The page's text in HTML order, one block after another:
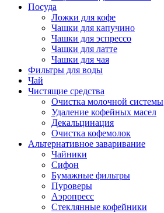
Посуда
Ложки для кофе
Чашки для капучино
Чашки для эспрессо
Чашки для латте
Чашки для чая
Фильтры для воды
Чай
Чистящие средства
Очистка молочной системы
Удаление кофейных масел
Декальцинация
Очистка кофемолок
Альтернативное заваривание
Чайники
Сифон
Бумажные фильтры
Пуроверы
Аэропресс
Стеклянные кофейники